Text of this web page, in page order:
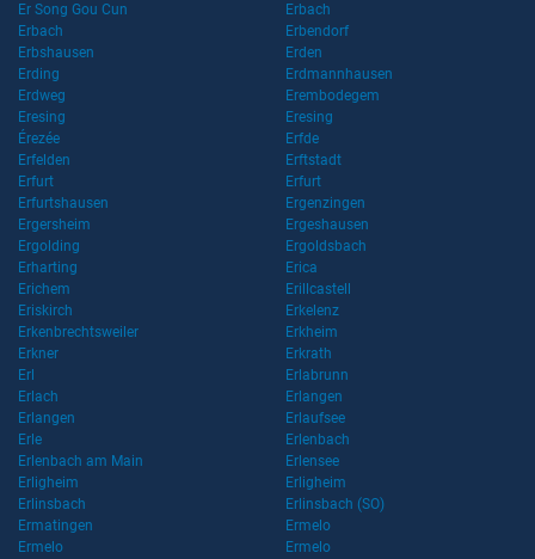
Er Song Gou Cun
Erbach
Erbach
Erbendorf
Erbshausen
Erden
Erding
Erdmannhausen
Erdweg
Erembodegem
Eresing
Eresing
Érezée
Erfde
Erfelden
Erftstadt
Erfurt
Erfurt
Erfurtshausen
Ergenzingen
Ergersheim
Ergeshausen
Ergolding
Ergoldsbach
Erharting
Erica
Erichem
Erillcastell
Eriskirch
Erkelenz
Erkenbrechtsweiler
Erkheim
Erkner
Erkrath
Erl
Erlabrunn
Erlach
Erlangen
Erlangen
Erlaufsee
Erle
Erlenbach
Erlenbach am Main
Erlensee
Erligheim
Erligheim
Erlinsbach
Erlinsbach (SO)
Ermatingen
Ermelo
Ermelo
Ermelo